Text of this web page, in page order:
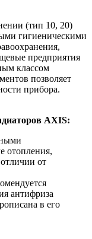
(тип 10, 20)
гигиеническими
предприятия
классом
позволяет
прибора.
AXIS:
отопления,
от
антифриза
в его